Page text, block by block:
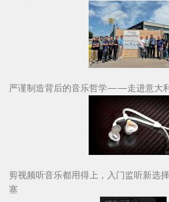
严谨制造背后的音乐哲学——走进意大利
剪视频听音乐都用得上，入门监听新选
塞